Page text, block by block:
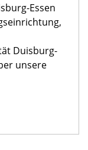
Essen
Duisburg-
unsere